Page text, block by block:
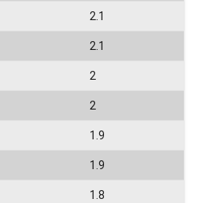
2.1
2.1
2
2
1.9
1.9
1.8